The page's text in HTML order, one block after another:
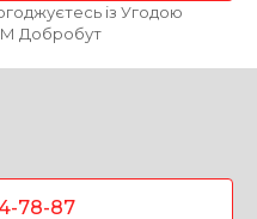
із Угодою
Добробут
78-87